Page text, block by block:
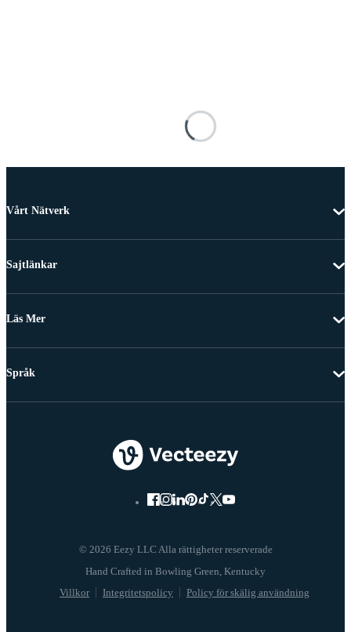
Vårt Nätverk
Sajtlänkar
Läs Mer
© 2026 Eezy LLC Alla rättigheter reserverade
Villkor Integritetspolicy Policy för skälig användning
Språk